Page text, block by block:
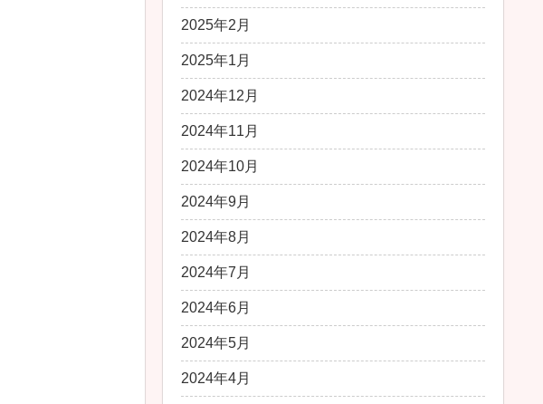
2025年2月
2025年1月
2024年12月
2024年11月
2024年10月
2024年9月
2024年8月
2024年7月
2024年6月
2024年5月
2024年4月